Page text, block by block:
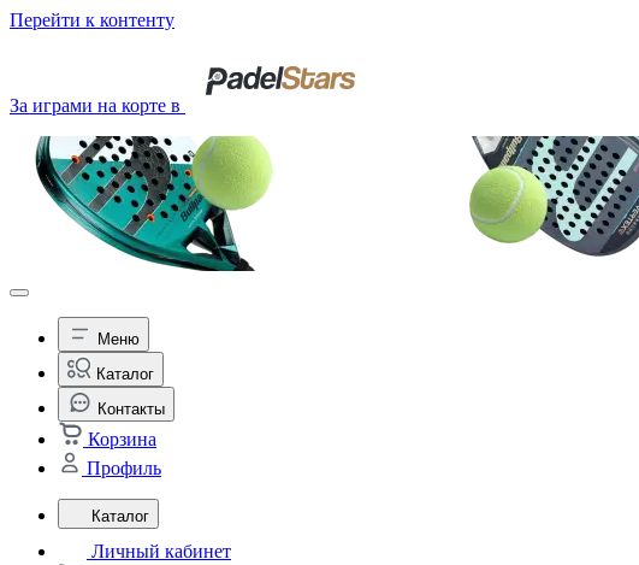
Перейти к контенту
За играми на корте в
Меню
Каталог
Контакты
Корзина
Профиль
Каталог
Личный кабинет